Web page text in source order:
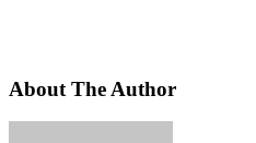
About The Author